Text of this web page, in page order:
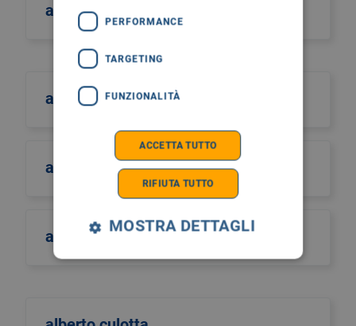
aiutiamo il burundi
albano
albero della vita
alberto castiglione
PERFORMANCE
TARGETING
FUNZIONALITÀ
ACCETTA TUTTO
RIFIUTA TUTTO
MOSTRA DETTAGLI